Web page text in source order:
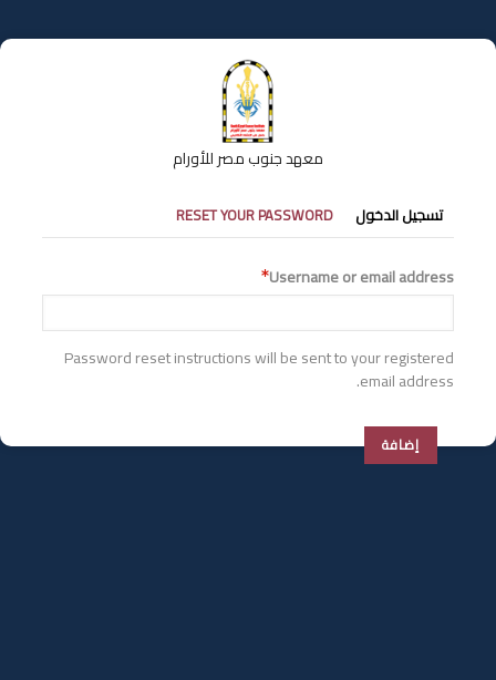
إلى
المحتوى
معهد جنوب مصر للأورام
التبويبات
الأساسية
تسجيل الدخول RESET YOUR PASSWORD
Username or email address
Password reset instructions will be sent to your registered
email address.